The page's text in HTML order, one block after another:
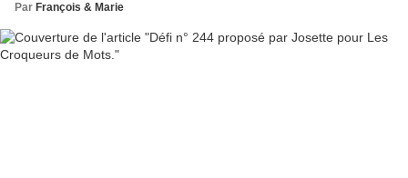
Par François & Marie